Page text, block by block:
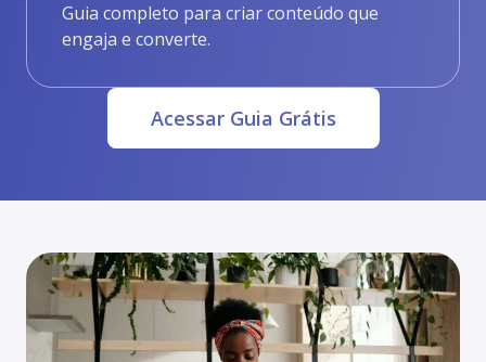
Guia completo para criar conteúdo que
engaja e converte.
Acessar Guia Grátis